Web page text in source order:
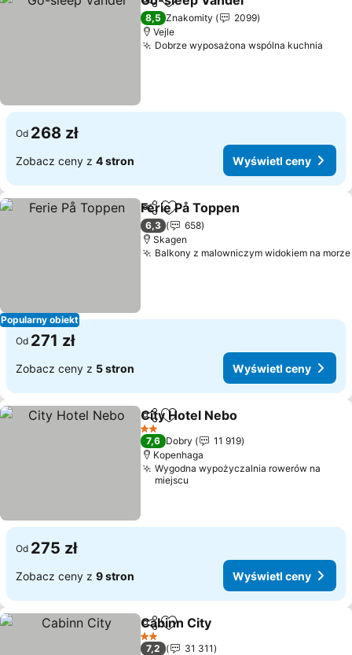
Udostępnij
Dodaj do ulubionych
8,5 Znakomity
2099
Vejle
Dobrze wyposażona wspólna kuchnia
Od 268 zł
Zobacz ceny z 4 stron Wyświetl ceny
Popularny obiekt
Udostępnij
Dodaj do ulubionych
Ferie På Toppen
6,3
658
Skagen
Balkony z malowniczym widokiem na morze
Od 271 zł
Zobacz ceny z 5 stron Wyświetl ceny
Udostępnij
Dodaj do ulubionych
City Hotel Nebo
2 Kategoria
7,6 Dobry
11 919
Kopenhaga
Wygodna wypożyczalnia rowerów na
miejscu
Od 275 zł
Zobacz ceny z 9 stron Wyświetl ceny
Udostępnij
Dodaj do ulubionych
Cabinn City
2 Kategoria
7,2
31 311